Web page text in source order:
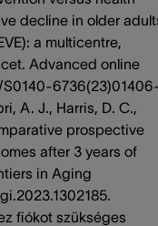
decline in older
a multicentre,
Advanced online
A. J., Harris, D. C.,
prospective
after 3 years of
in Aging
fiókot szükséges